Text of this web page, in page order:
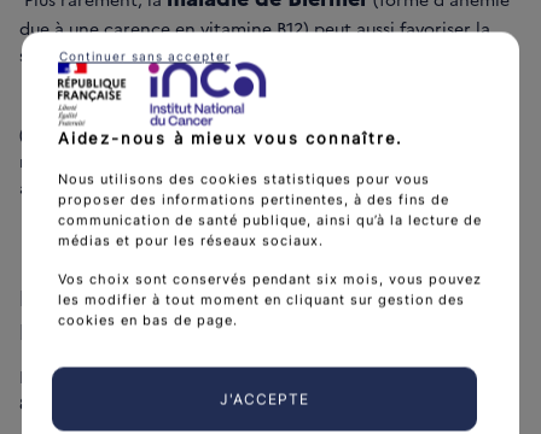
due à une carence en vitamine B12) peut aussi favoriser la
survenue d’un cancer gastrique.
antécédent de chirurgie gastrique
(gastrectomie partielle) constitue également un facteur de
risque de cancer de l'estomac : il augmente à partir de 10-15
ans après l'intervention.
Infection chronique à la bactérie Helicobacter
Pylori
La bactérie
est responsable d'au moins
80 % des cancers de l'estomac.
Aidez-nous à mieux vous connaître.
Nous utilisons des cookies statistiques pour vous
proposer des informations pertinentes, à des fins de
communication de santé publique, ainsi qu’à la lecture de
médias et pour les réseaux sociaux.
Vos choix sont conservés pendant six mois, vous pouvez
les modifier à tout moment en cliquant sur gestion des
cookies en bas de page.
J'ACCEPTE
Continuer sans accepter